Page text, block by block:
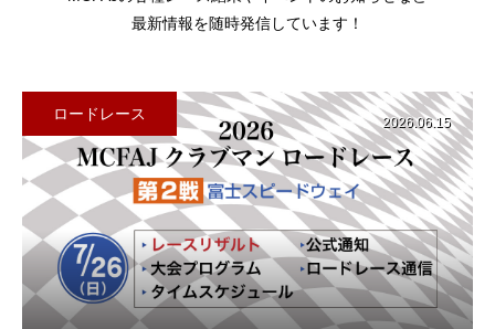
インフォメーション
モトクロス
ロードレース
お知らせ
年間クラブ登録
最新情報を随時発信しています！
ロードレース 2026.06.15